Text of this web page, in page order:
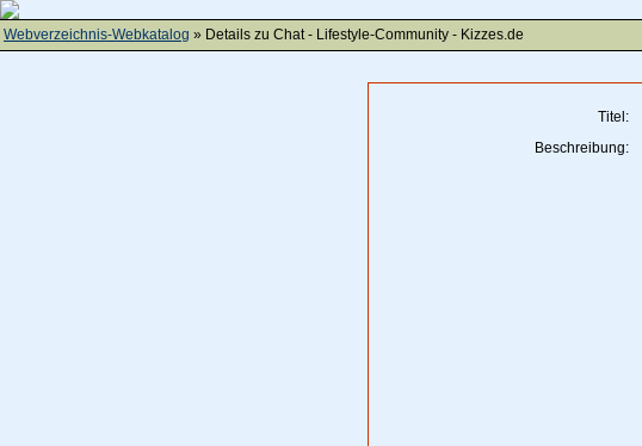
Webverzeichnis-Webkatalog » Details zu Chat - Lifestyle-Community - Kizzes.de
Titel:
Beschreibung: